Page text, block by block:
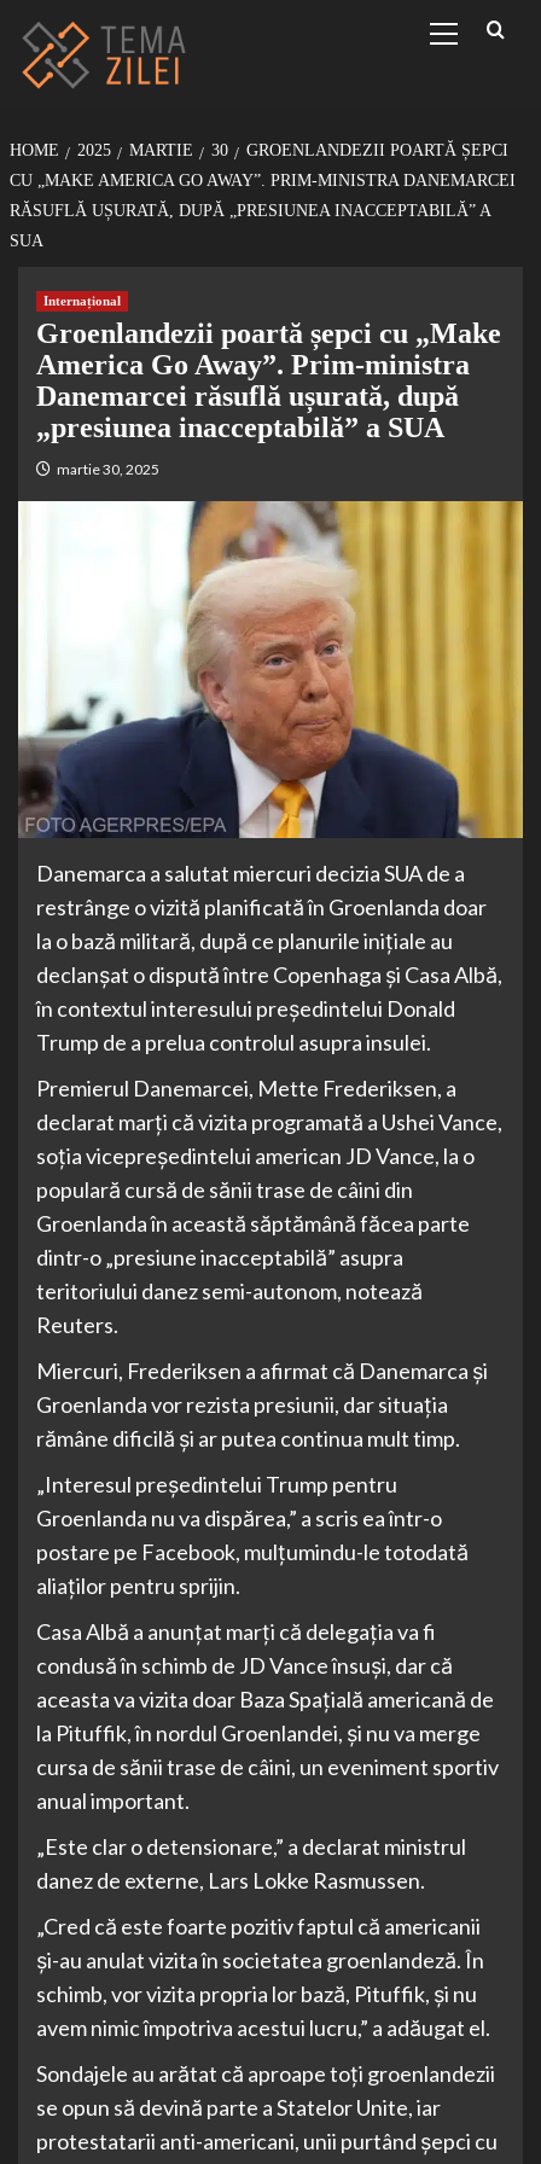
conținut
Menu
HOME 2025 MARTIE 30
GROENLANDEZII POARTĂ ȘEPCI
CU „MAKE AMERICA GO AWAY”. PRIM-MINISTRA DANEMARCEI
RĂSUFLĂ UȘURATĂ, DUPĂ „PRESIUNEA INACCEPTABILĂ” A
SUA
Internațional
Groenlandezii poartă șepci cu „Make
America Go Away”. Prim-ministra
Danemarcei răsuflă ușurată, după
„presiunea inacceptabilă” a SUA
martie 30, 2025
Danemarca a salutat miercuri decizia SUA de a
restrânge o vizită planificată în Groenlanda doar
la o bază militară, după ce planurile inițiale au
declanșat o dispută între Copenhaga și Casa Albă,
în contextul interesului președintelui Donald
Trump de a prelua controlul asupra insulei.
Premierul Danemarcei, Mette Frederiksen, a
declarat marți că vizita programată a Ushei Vance,
soția vicepreședintelui american JD Vance, la o
populară cursă de sănii trase de câini din
Groenlanda în această săptămână făcea parte
dintr-o „presiune inacceptabilă” asupra
teritoriului danez semi-autonom, notează
Reuters.
Miercuri, Frederiksen a afirmat că Danemarca și
Groenlanda vor rezista presiunii, dar situația
rămâne dificilă și ar putea continua mult timp.
„Interesul președintelui Trump pentru
Groenlanda nu va dispărea,” a scris ea într-o
postare pe Facebook, mulțumindu-le totodată
aliaților pentru sprijin.
Casa Albă a anunțat marți că delegația va fi
condusă în schimb de JD Vance însuși, dar că
aceasta va vizita doar Baza Spațială americană de
la Pituffik, în nordul Groenlandei, și nu va merge
cursa de sănii trase de câini, un eveniment sportiv
anual important.
„Este clar o detensionare,” a declarat ministrul
danez de externe, Lars Lokke Rasmussen.
„Cred că este foarte pozitiv faptul că americanii
și-au anulat vizita în societatea groenlandeză. În
schimb, vor vizita propria lor bază, Pituffik, și nu
avem nimic împotriva acestui lucru,” a adăugat el.
Sondajele au arătat că aproape toți groenlandezii
se opun să devină parte a Statelor Unite, iar
protestatarii anti-americani, unii purtând șepci cu